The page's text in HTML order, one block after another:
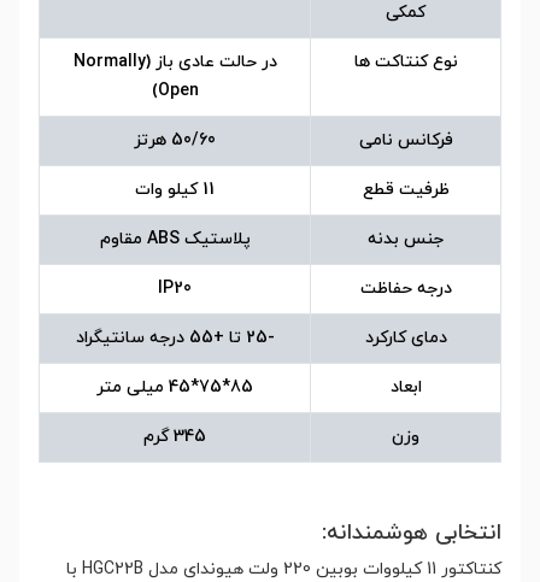
کمکی
نوع کنتاکت ها
در حالت عادی باز (Normally
Open)
فرکانس نامی 50/60 هرتز
ظرفیت قطع 11 کیلو وات
جنس بدنه پلاستیک ABS مقاوم
درجه حفاظت IP20
دمای کارکرد -25 تا +55 درجه سانتیگراد
ابعاد 85*75*45 میلی متر
وزن 345 گرم
انتخابی هوشمندانه:
کنتاکتور 11 کیلووات بوبین 220 ولت هیوندای مدل HGC22B با